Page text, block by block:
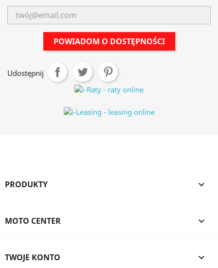
POWIADOM O DOSTĘPNOŚCI
Udostępnij
PRODUKTY 
MOTO CENTER 
TWOJE KONTO 